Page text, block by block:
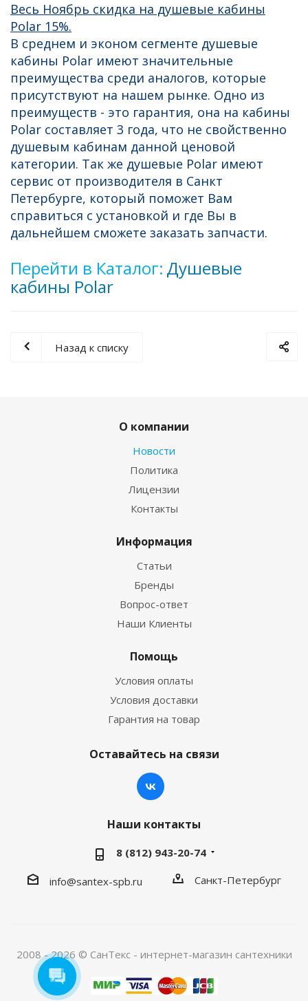
Весь Ноябрь скидка на душевые кабины
Polar 15%.
В среднем и эконом сегменте душевые
кабины Polar имеют значительные
преимущества среди аналогов, которые
присутствуют на нашем рынке. Одно из
преимуществ - это гарантия, она на кабины
Polar составляет 3 года, что не свойственно
душевым кабинам данной ценовой
категории. Так же душевые Polar имеют
сервис от производителя в Санкт
Петербурге, который поможет Вам
справиться с установкой и где Вы в
дальнейшем сможете заказать запчасти.
Перейти в Каталог: Душевые
кабины Polar
Назад к списку
О компании
Новости
Политика
Лицензии
Контакты
Информация
Статьи
Бренды
Вопрос-ответ
Наши Клиенты
Помощь
Условия оплаты
Условия доставки
Гарантия на товар
Оставайтесь на связи
Наши контакты
8 (812) 943-20-74
info@santex-spb.ru Санкт-Петербург
2008 - 2026 © СанТекс - интернет-магазин cантехники